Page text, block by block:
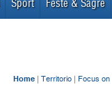
Sport Feste & Sagre
Home | Territorio | Focus on